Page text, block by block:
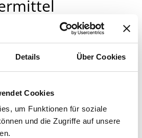
Details Über Cookies
Cookies
um Funktionen für soziale
und die Zugriffe auf unsere
Unterstützung für ein
Hier können Sie
Fördermitteldatenbank und
recherchieren. Bei der
und Kleinschreibung